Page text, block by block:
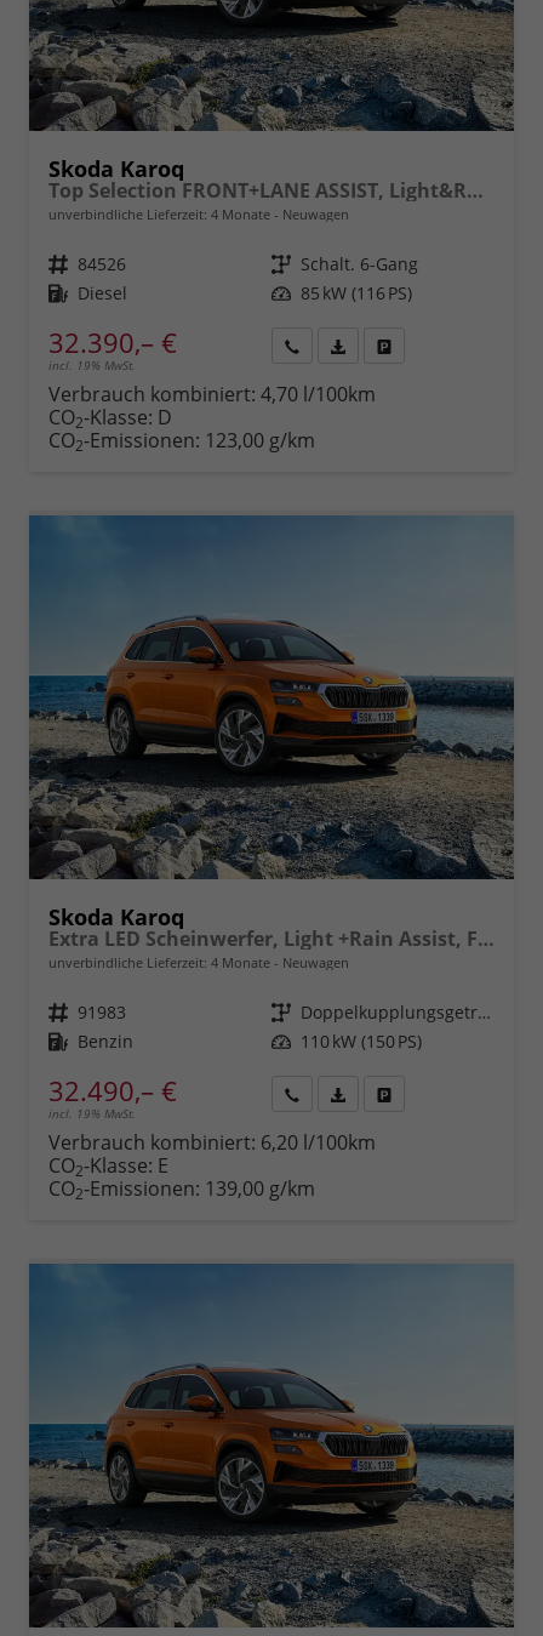
Skoda Karoq
Top Selection FRONT+LANE ASSIST, Light&Rain FULL LED, KESSY, 8" Entertainment, virtuelles Cockpit, Climatronic, Parksensoren, Sitzhzg., 17" ALU uvm.
unverbindliche Lieferzeit: 4 Monate Neuwagen
Fahrzeugnr. 84526 Getriebe Schalt. 6-Gang
Kraftstoff Diesel Leistung 85 kW (116 PS)
32.390,– €
incl. 19% MwSt.
anfordern
Datei,
Verbrauch kombiniert: 4,70 l/100km
CO2-Klasse: D
CO2-Emissionen: 123,00 g/km
Skoda Karoq
Extra LED Scheinwerfer, Light +Rain Assist, Front + Lane 8" Entertainment, ESP mit ABS, MSR, ASR, EDS, HBA, DSR, RBS, MKB,Climatronic, Parksensoren, Sitzhzg., 17" ALU uvm.
unverbindliche Lieferzeit: 4 Monate Neuwagen
Fahrzeugnr. 91983 Getriebe
Doppelkupplungsgetriebe (DSG)
Kraftstoff Benzin Leistung 110 kW (150 PS)
32.490,– €
incl. 19% MwSt.
anfordern
Datei,
Verbrauch kombiniert: 6,20 l/100km
CO2-Klasse: E
CO2-Emissionen: 139,00 g/km